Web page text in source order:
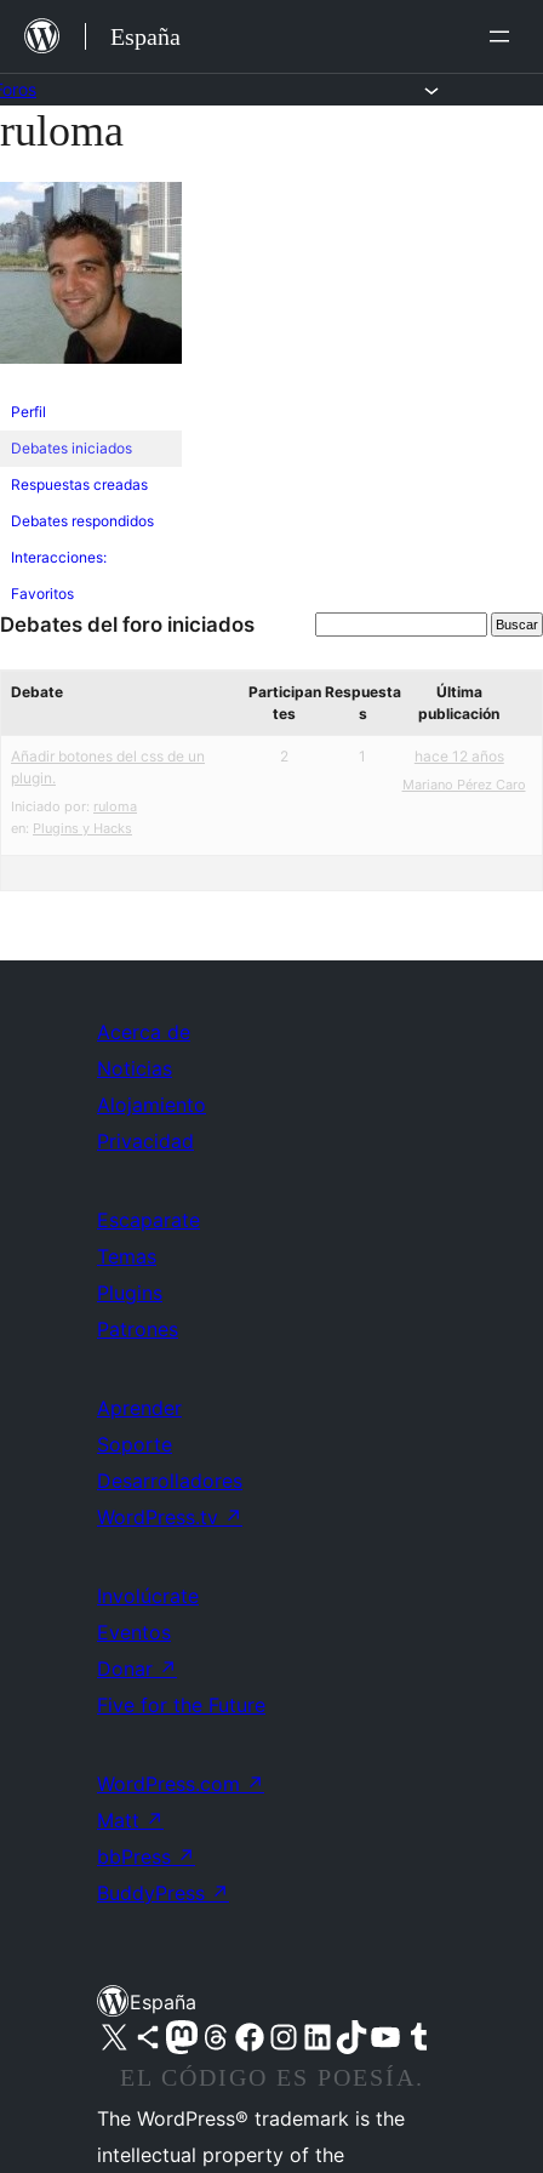
Saltar
contenido
España
Saltar
contenido
ruloma
Perfil
Debates iniciados
Respuestas creadas
Debates respondidos
Interacciones:
Favoritos
Debates del foro iniciados
Debate
Participan
tes
Respuesta
s
Última
publicación
Añadir botones del css de un
plugin.
Iniciado por: ruloma
en: Plugins y Hacks
2 1 hace 12 años
Mariano Pérez Caro
Acerca de
Noticias
Alojamiento
Privacidad
Escaparate
Temas
Plugins
Patrones
Aprender
Soporte
Desarrolladores
WordPress.tv ↗
Involúcrate
Eventos
Donar ↗
Five for the Future
WordPress.com ↗
Matt ↗
bbPress ↗
BuddyPress ↗
España
Visita nuestra cuenta de X (anteriormente Twitter)
Visita nuestra cuenta de Bluesky
Visita nuestra cuenta de Mastodon
Visita nuestra cuenta de Threads
Visita nuestra página de Facebook
Visita nuestra cuenta de Instagram
Visita nuestra cuenta de LinkedIn
Visita nuestra cuenta de TikTok
Visita nuestro canal de YouTube
Visita nuestra cuenta de Tumblr
EL CÓDIGO ES POESÍA.
The WordPress® trademark is the
intellectual property of the